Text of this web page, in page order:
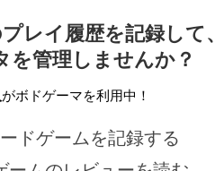
レイ履歴を記録して、
を管理しませんか？
がボドゲーマを利用中！
ドゲームを記録する